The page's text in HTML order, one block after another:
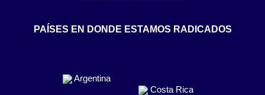
PAÍSES EN DONDE ESTAMOS RADICADOS
Argentina
Costa Rica